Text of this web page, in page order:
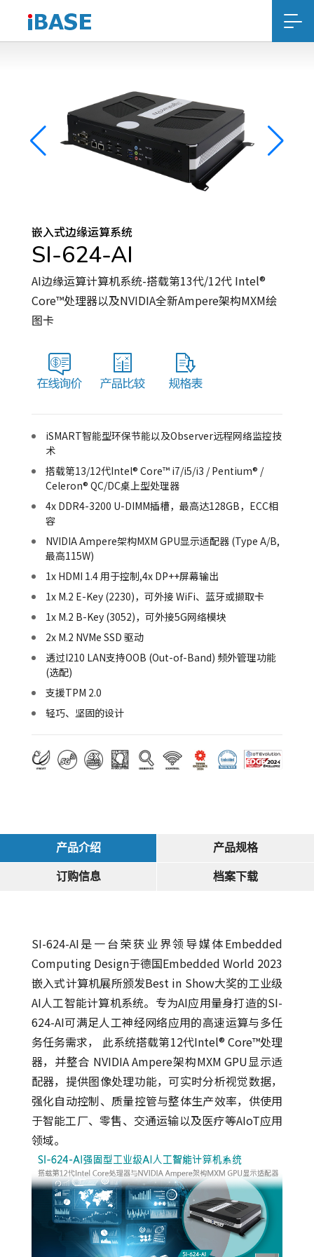
嵌入式边缘运算系统
SI-624-AI
AI边缘运算计算机系统-搭载第13代/12代 Intel®
Core™处理器以及NVIDIA全新Ampere架构MXM绘
图卡
iSMART智能型环保节能以及Observer远程网络监控技
术
搭载第13/12代Intel® Core™ i7/i5/i3 / Pentium® /
Celeron® QC/DC桌上型处理器
4x DDR4-3200 U-DIMM插槽，最高达128GB，ECC相
容
NVIDIA Ampere架构MXM GPU显示适配器 (Type A/B,
最高115W)
1x HDMI 1.4 用于控制,4x DP++屏幕输出
1x M.2 E-Key (2230)，可外接 WiFi、蓝牙或撷取卡
1x M.2 B-Key (3052)，可外接5G网络模块
2x M.2 NVMe SSD 驱动
透过I210 LAN支持OOB (Out-of-Band) 频外管理功能
(选配)
支援TPM 2.0
轻巧、坚固的设计
产品介绍
产品规格
订购信息
档案下载
SI-624-AI是一台荣获业界领导媒体Embedded
Computing Design于德国Embedded World 2023
嵌入式计算机展所颁发Best in Show大奖的工业级
AI人工智能计算机系统。专为AI应用量身打造的SI-
624-AI可满足人工神经网络应用的高速运算与多任
务任务需求， 此系统搭载第12代Intel® Core™处理
器，并整合 NVIDIA Ampere架构MXM GPU显示适
配器，提供图像处理功能，可实时分析视觉数据，
强化自动控制、质量控管与整体生产效率，供使用
于智能工厂、零售、交通运输以及医疗等AIoT应用
领域。